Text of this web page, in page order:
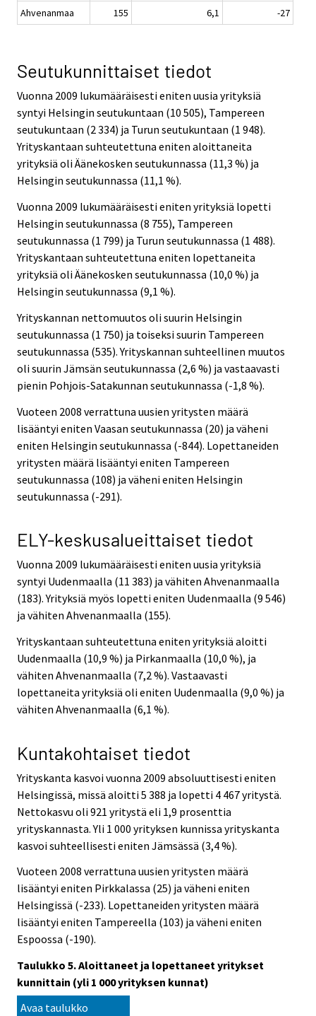
Ahvenanmaa 155 6,1 -27
Seutukunnittaiset tiedot
Vuonna 2009 lukumääräisesti eniten uusia yrityksiä
syntyi Helsingin seutukuntaan (10 505), Tampereen
seutukuntaan (2 334) ja Turun seutukuntaan (1 948).
Yrityskantaan suhteutettuna eniten aloittaneita
yrityksiä oli Äänekosken seutukunnassa (11,3 %) ja
Helsingin seutukunnassa (11,1 %).
Vuonna 2009 lukumääräisesti eniten yrityksiä lopetti
Helsingin seutukunnassa (8 755), Tampereen
seutukunnassa (1 799) ja Turun seutukunnassa (1 488).
Yrityskantaan suhteutettuna eniten lopettaneita
yrityksiä oli Äänekosken seutukunnassa (10,0 %) ja
Helsingin seutukunnassa (9,1 %).
Yrityskannan nettomuutos oli suurin Helsingin
seutukunnassa (1 750) ja toiseksi suurin Tampereen
seutukunnassa (535). Yrityskannan suhteellinen muutos
oli suurin Jämsän seutukunnassa (2,6 %) ja vastaavasti
pienin Pohjois-Satakunnan seutukunnassa (-1,8 %).
Vuoteen 2008 verrattuna uusien yritysten määrä
lisääntyi eniten Vaasan seutukunnassa (20) ja väheni
eniten Helsingin seutukunnassa (-844). Lopettaneiden
yritysten määrä lisääntyi eniten Tampereen
seutukunnassa (108) ja väheni eniten Helsingin
seutukunnassa (-291).
ELY-keskusalueittaiset tiedot
Vuonna 2009 lukumääräisesti eniten uusia yrityksiä
syntyi Uudenmaalla (11 383) ja vähiten Ahvenanmaalla
(183). Yrityksiä myös lopetti eniten Uudenmaalla (9 546)
ja vähiten Ahvenanmaalla (155).
Yrityskantaan suhteutettuna eniten yrityksiä aloitti
Uudenmaalla (10,9 %) ja Pirkanmaalla (10,0 %), ja
vähiten Ahvenanmaalla (7,2 %). Vastaavasti
lopettaneita yrityksiä oli eniten Uudenmaalla (9,0 %) ja
vähiten Ahvenanmaalla (6,1 %).
Kuntakohtaiset tiedot
Yrityskanta kasvoi vuonna 2009 absoluuttisesti eniten
Helsingissä, missä aloitti 5 388 ja lopetti 4 467 yritystä.
Nettokasvu oli 921 yritystä eli 1,9 prosenttia
yrityskannasta. Yli 1 000 yrityksen kunnissa yrityskanta
kasvoi suhteellisesti eniten Jämsässä (3,4 %).
Vuoteen 2008 verrattuna uusien yritysten määrä
lisääntyi eniten Pirkkalassa (25) ja väheni eniten
Helsingissä (-233). Lopettaneiden yritysten määrä
lisääntyi eniten Tampereella (103) ja väheni eniten
Espoossa (-190).
Taulukko 5. Aloittaneet ja lopettaneet yritykset
kunnittain (yli 1 000 yrityksen kunnat)
Avaa taulukko